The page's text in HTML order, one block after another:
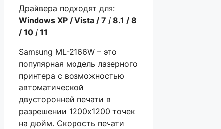
Драйвера подходят для:
Windows XP / Vista / 7 / 8.1 / 8
/ 10 / 11
Samsung ML-2166W – это
популярная модель лазерного
принтера с возможностью
автоматической
двусторонней печати в
разрешении 1200х1200 точек
на дюйм. Скорость печати